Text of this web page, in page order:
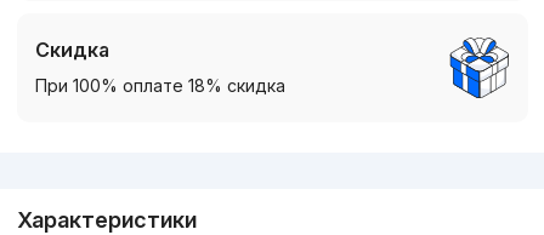
Скидка
При 100% оплате 18% скидка
Характеристики